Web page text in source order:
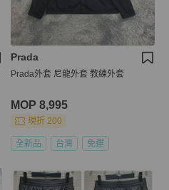
Prada
Prada外套 尼龍外套 教練外套
MOP 8,995
現折 200
全新品 台灣 免運